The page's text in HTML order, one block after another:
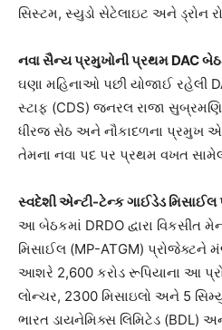
સિસ્ટમ, સ્યુડો સેટેલાઇટ અને ડ્રોન
નવા સૈન્ય પ્રમુખોની પ્રથમ DAC
ઘણા મહિનાઓ પછી યોજાઈ રહેલી
સ્ટાફ (CDS) જનરલ રાજા
ધીરજ સેઠ અને નૌકાદળના પ્રમુખ
તેમના નવા પદ પર પ્રથમ વખત
સ્વદેશી એન્ટી-ટેન્ક ગાઈડેડ મિસાઈલ
આ બેઠકમાં DRDO દ્વારા વિકસીત
મિસાઈલ (MP-ATGM) પ્રોજેક્ટને
આશરે 2,600 કરોડ રૂપિયાના આ
લોન્ચર, 2300 મિસાઇલો અને 5
ભારત ડાયનેમિક્સ લિમિટેડ (BDL)